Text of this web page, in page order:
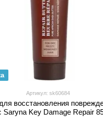
Артикул: sk60684
восстановления
Saryna Key Damage Repair